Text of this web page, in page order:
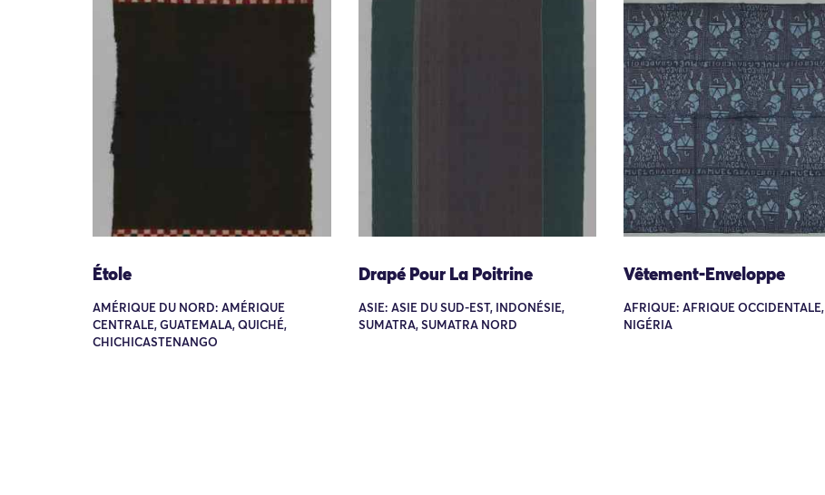
Étole
AMÉRIQUE DU NORD: AMÉRIQUE
CENTRALE, GUATEMALA, QUICHÉ,
CHICHICASTENANGO
Drapé Pour La Poitrine
ASIE: ASIE DU SUD-EST, INDONÉSIE,
SUMATRA, SUMATRA NORD
Vêtement-Enveloppe
AFRIQUE: AFRIQUE OCCIDENTALE,
NIGÉRIA